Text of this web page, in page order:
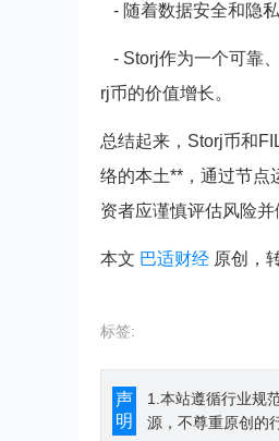
- 随着数据安全和隐
- Storj作为一个可靠
rj币的价值增长。
总结起来，Storj币和
络的本土**，通过节点
资者应谨慎评估风险并
本文 巴适财经 原创，
标签:
声
明
1.本站遵循行业规
源，不尊重原创的